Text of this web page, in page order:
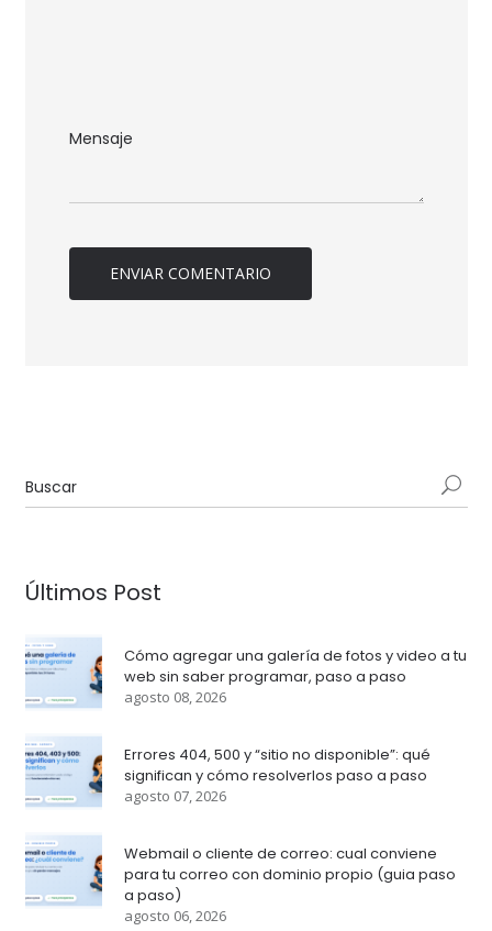
Últimos Post
Cómo agregar una galería de fotos y video a tu
web sin saber programar, paso a paso
agosto 08, 2026
Errores 404, 500 y “sitio no disponible”: qué
significan y cómo resolverlos paso a paso
agosto 07, 2026
Webmail o cliente de correo: cual conviene
para tu correo con dominio propio (guia paso
a paso)
agosto 06, 2026